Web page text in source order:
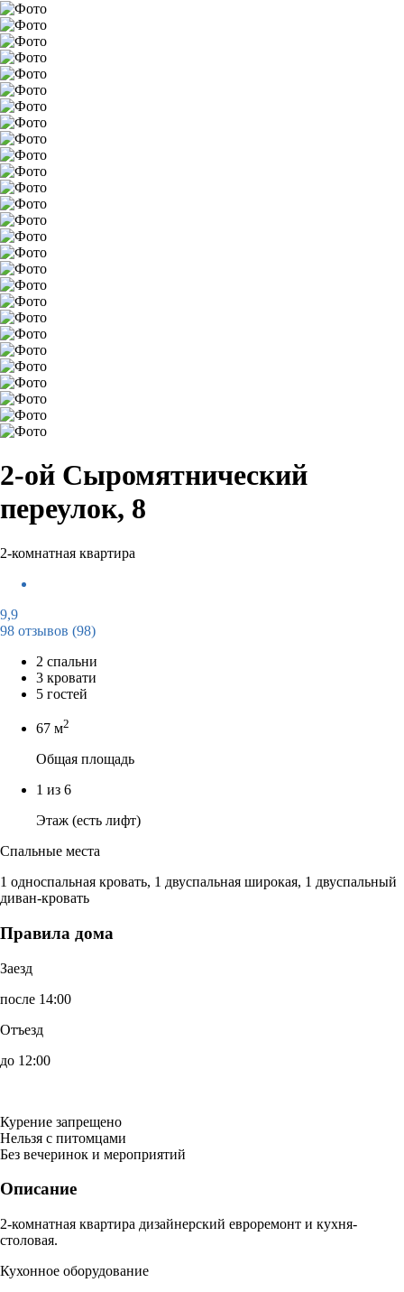
2-ой Сыромятнический
переулок, 8
2-комнатная квартира
9,9
98 отзывов (98)
2 спальни
3 кровати
5 гостей
67 м2
Общая площадь
1 из 6
Этаж (есть лифт)
Спальные места
1 односпальная кровать, 1 двуспальная широкая, 1 двуспальный
диван-кровать
Правила дома
Заезд
после 14:00
Отъезд
до 12:00
Курение запрещено
Нельзя с питомцами
Без вечеринок и мероприятий
Описание
2-комнатная квартира дизайнерский евроремонт и кухня-
столовая.
Кухонное оборудование